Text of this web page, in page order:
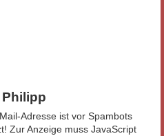
Adresse ist vor Spambots
Zur Anzeige muss JavaScript